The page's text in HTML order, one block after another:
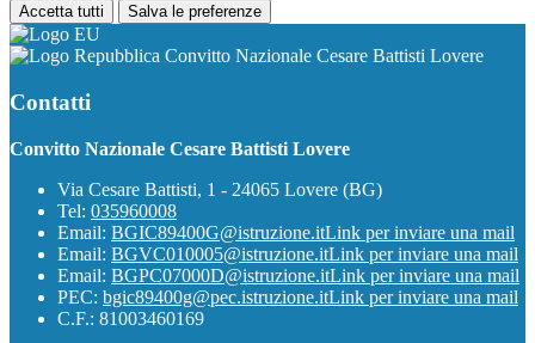
Accetta tutti Salva le preferenze
Convitto Nazionale Cesare Battisti Lovere
Contatti
Convitto Nazionale Cesare Battisti Lovere
Via Cesare Battisti, 1 - 24065 Lovere (BG)
Tel: 035960008
Email: BGIC89400G@istruzione.itLink per inviare una mail
Email: BGVC010005@istruzione.itLink per inviare una mail
Email: BGPC07000D@istruzione.itLink per inviare una mail
PEC: bgic89400g@pec.istruzione.itLink per inviare una mail
C.F.: 81003460169